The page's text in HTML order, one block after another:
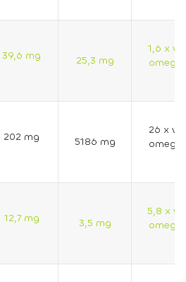
39,6 mg 25,3 mg
1,6 x
omega
202 mg 5186 mg
26 x
omega
12,7 mg 3,5 mg
5,8 x
omega